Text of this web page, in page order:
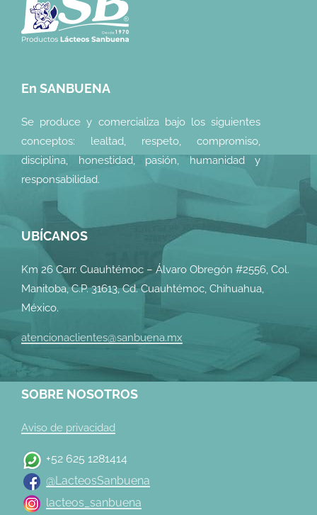
En SANBUENA
Se produce y comercializa bajo los siguientes
conceptos: lealtad, respeto, compromiso,
disciplina, honestidad, pasión, humanidad y
responsabilidad.
UBÍCANOS
Km 26 Carr. Cuauhtémoc – Álvaro Obregón #2556, Col.
Manitoba, C.P. 31613, Cd. Cuauhtémoc, Chihuahua,
México.
atencionaclientes@sanbuena.mx
SOBRE NOSOTROS
Aviso de privacidad
+52 625 1281414
@LacteosSanbuena
lacteos_sanbuena